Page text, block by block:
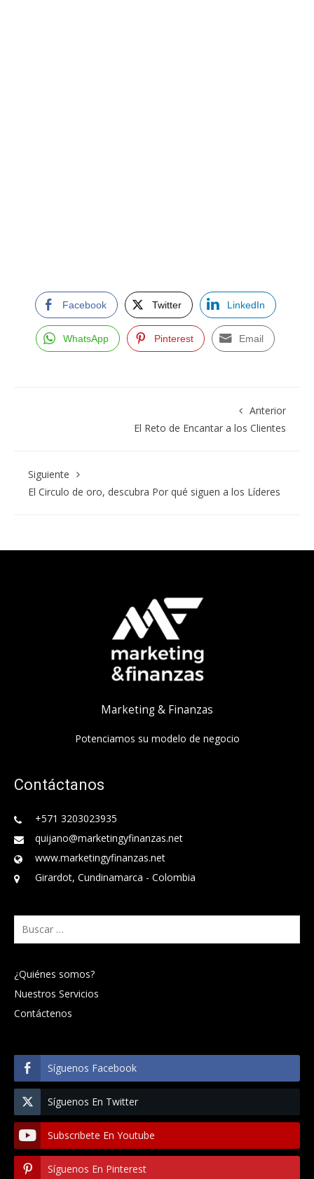
Facebook Twitter LinkedIn
WhatsApp Pinterest Email
Anterior
El Reto de Encantar a los Clientes
Siguiente
El Circulo de oro, descubra Por qué siguen a los Líderes
Marketing & Finanzas
Potenciamos su modelo de negocio
Contáctanos
+571 3203023935
quijano@marketingyfinanzas.net
www.marketingyfinanzas.net
Girardot, Cundinamarca - Colombia
Buscar:
¿Quiénes somos?
Nuestros Servicios
Contáctenos
Síguenos Facebook
Síguenos En Twitter
Subscribete En Youtube
Síguenos En Pinterest